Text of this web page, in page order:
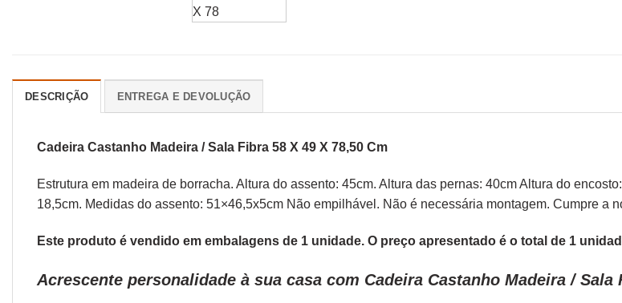
DESCRIÇÃO ENTREGA E DEVOLUÇÃO
Cadeira Castanho Madeira / Sala Fibra 58 X 49 X 78,50 Cm
Estrutura em madeira de borracha. Altura do assento: 45cm. Altura das pernas: 40cm Altura do
18,5cm. Medidas do assento: 51×46,5x5cm Não empilhável. Não é necessária montagem. Cumpre a
Este produto é vendido em embalagens de 1 unidade. O preço apresentado é o total de 1
Acrescente personalidade à sua casa com Cadeira Castanho Madeira / Sala